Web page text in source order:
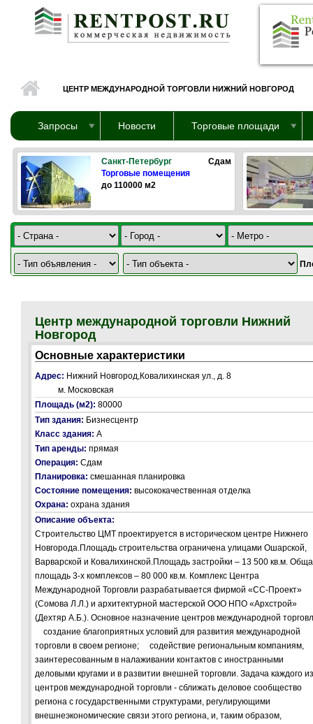
Перейти к основному содержанию
ЦЕНТР МЕЖДУНАРОДНОЙ ТОРГОВЛИ НИЖНИЙ НОВГОРОД
Запросы Новости Торговые площади
Санкт-Петербург
Сдам
Торговые помещения
до 110000 м2
Центр международной торговли Нижний
Новгород
Основные характеристики
Адрес: Нижний Новгород,Ковалихинская ул., д. 8
м. Московская
Площадь (м2): 80000
Тип здания: Бизнесцентр
Класс здания: А
Тип аренды: прямая
Операция: Сдам
Планировка: смешанная планировка
Состояние помещения: высококачественная отделка
Охрана: охрана здания
Описание объекта:
Строительство ЦМТ проектируется в историческом центре Нижнего
Новгорода.Площадь строительства ограничена улицами Ошарской,
Варварской и Ковалихинской.Площадь застройки – 13 500 кв.м.
площадь 3-х комплексов – 80 000 кв.м. Комплекс Центра
Международной Торговли разрабатывается фирмой «СС-Проект»
(Сомова Л.Л.) и архитектурной мастерской ООО НПО «Архстрой»
(Дехтяр А.Б.). Основное назначение центров международной
создание благоприятных условий для развития международной
торговли в своем регионе; содействие региональным компаниям,
заинтересованным в налаживании контактов с иностранными
деловыми кругами и в развитии внешней торговли. Задача каждого из
центров международной торговли - сближать деловое сообщество
региона с государственными структурами, регулирующими
внешнеэкономические связи этого региона, и, таким образом,